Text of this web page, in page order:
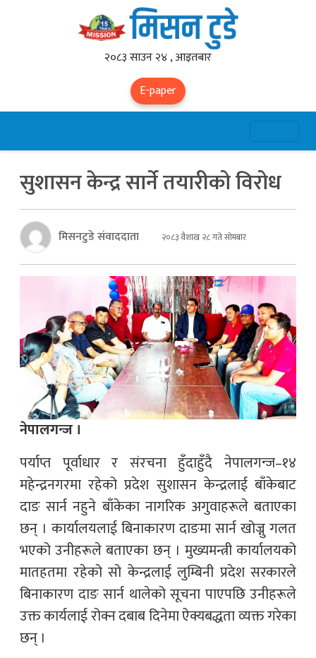
२०८३ साउन २४ , आइतबार
E-paper
सुशासन केन्द्र सार्ने तयारीको विरोध
मिसनटुडे संवाददाता २०८३ वैशाख २८ गते सोमबार
नेपालगन्ज ।
पर्याप्त पूर्वाधार र संरचना हुँदाहुँदै नेपालगन्ज–१४
महेन्द्रनगरमा रहेको प्रदेश सुशासन केन्द्रलाई बाँकेबाट
दाङ सार्न नहुने बाँकेका नागरिक अगुवाहरूले बताएका
छन् । कार्यालयलाई बिनाकारण दाङमा सार्न खोज्नु गलत
भएको उनीहरूले बताएका छन् । मुख्यमन्त्री कार्यालयको
मातहतमा रहेको सो केन्द्रलाई लुम्बिनी प्रदेश सरकारले
बिनाकारण दाङ सार्न थालेको सूचना पाएपछि उनीहरूले
उक्त कार्यलाई रोक्न दबाब दिनेमा ऐक्यबद्धता व्यक्त गरेका
छन् ।